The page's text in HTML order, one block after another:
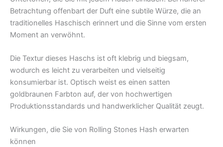
Betrachtung offenbart der Duft eine subtile Würze, die an
traditionelles Haschisch erinnert und die Sinne vom ersten
Moment an verwöhnt.
Die Textur dieses Haschs ist oft klebrig und biegsam,
wodurch es leicht zu verarbeiten und vielseitig
konsumierbar ist. Optisch weist es einen satten
goldbraunen Farbton auf, der von hochwertigen
Produktionsstandards und handwerklicher Qualität zeugt.
Wirkungen, die Sie von Rolling Stones Hash erwarten
können